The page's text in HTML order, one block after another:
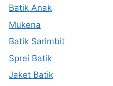
Batik Anak
Mukena
Batik Sarimbit
Sprei Batik
Jaket Batik